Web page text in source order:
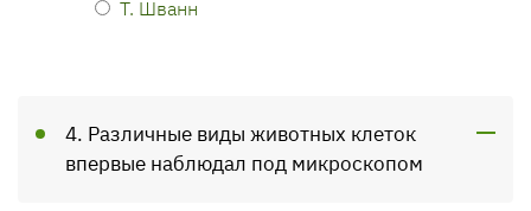
Т. Шванн
4. Различные виды животных клеток
впервые наблюдал под микроскопом